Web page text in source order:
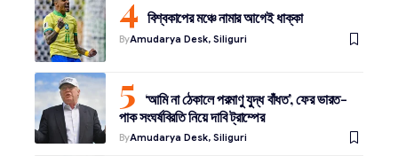
বিশ্বকাপের মঞ্চে নামার আগেই ধাক্কা
ByAmudarya Desk, Siliguri
‘আমি না ঠেকালে পরমাণু যুদ্ধ বাঁধত’, ফের ভারত-
পাক সংঘর্ষবিরতি নিয়ে দাবি ট্রাম্পের
ByAmudarya Desk, Siliguri